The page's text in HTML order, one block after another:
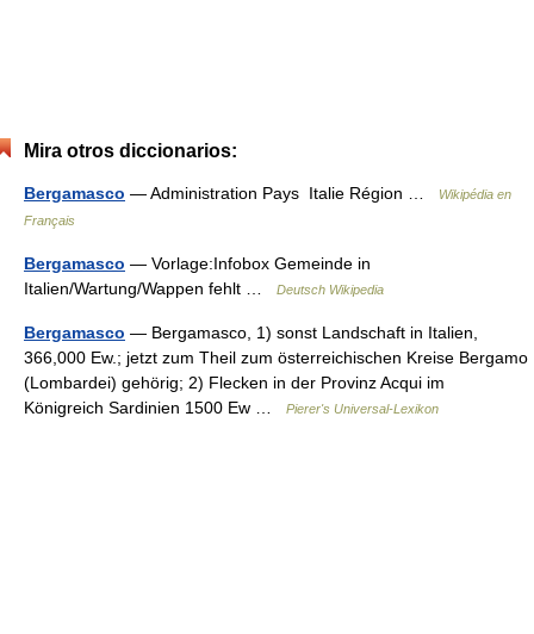
Mira otros diccionarios:
Bergamasco — Administration Pays Italie Région …
Wikipédia en
Français
Bergamasco — Vorlage:Infobox Gemeinde in
Italien/Wartung/Wappen fehlt …
Deutsch Wikipedia
Bergamasco — Bergamasco, 1) sonst Landschaft in Italien,
366,000 Ew.; jetzt zum Theil zum österreichischen Kreise Bergamo
(Lombardei) gehörig; 2) Flecken in der Provinz Acqui im
Königreich Sardinien 1500 Ew …
Pierer's Universal-Lexikon